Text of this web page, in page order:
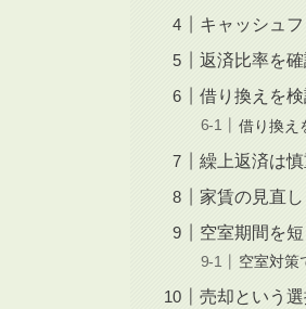
キャッシュ
返済比率を
借り換えを
借り換え
繰上返済は
家賃の見直
空室期間を
空室対策
売却という